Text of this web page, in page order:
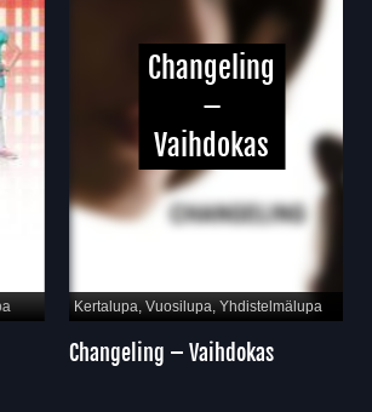
Changeling
–
Vaihdokas
Kertalupa, Vuosilupa, Yhdistelmälupa
Changeling – Vaihdokas